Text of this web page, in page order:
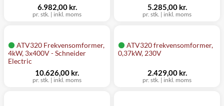
pr. stk. | inkl. moms
6.982,00 kr.
pr. stk. | inkl. moms
5.285,00 kr.
ATV320 Frekvensomformer,
4kW, 3x400V - Schneider
Electric
pr. stk. | inkl. moms
10.626,00 kr.
ATV320 frekvensomformer,
0,37kW, 230V
pr. stk. | inkl. moms
2.429,00 kr.